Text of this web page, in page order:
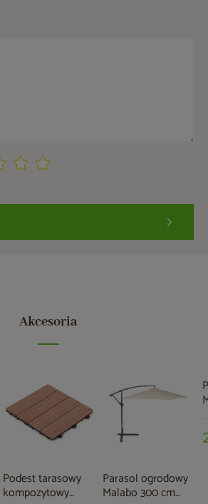
Akcesoria
Podest tarasowy
kompozytowy
Parasol ogrodowy
Malabo 300 cm